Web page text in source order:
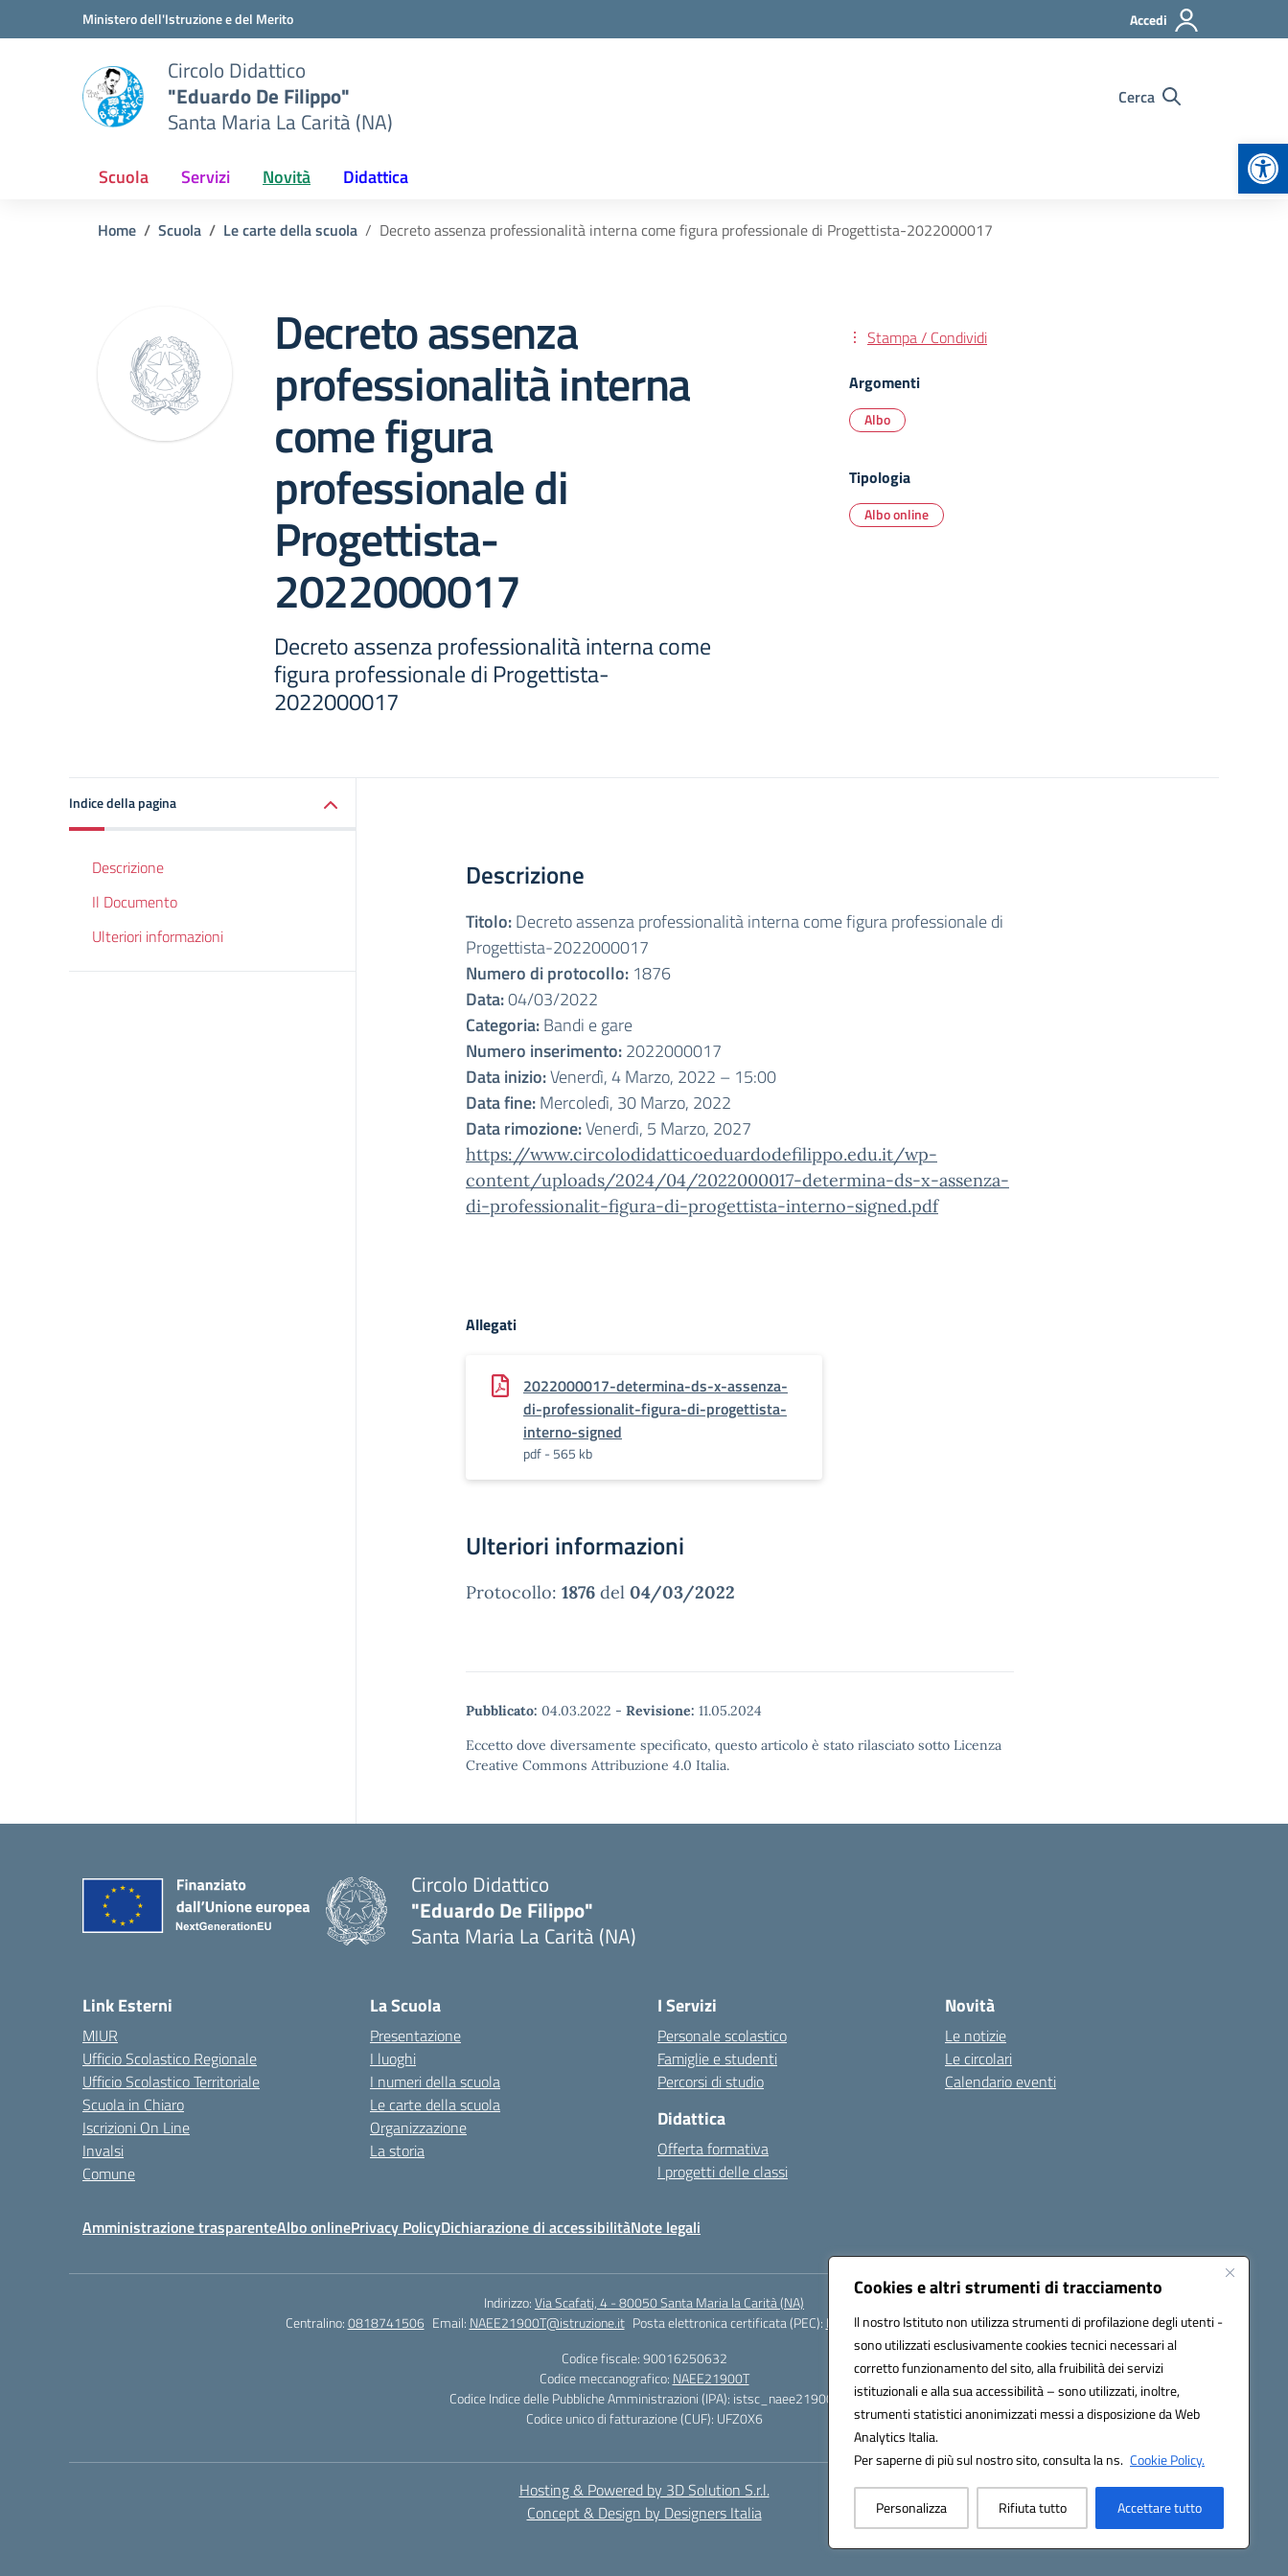
Cookies e altri strumenti di tracciamento
Il nostro Istituto non utilizza strumenti di profilazione degli utenti -
sono utilizzati esclusivamente cookies tecnici necessari al
corretto funzionamento del sito, alla fruibilità dei servizi
istituzionali e alla sua accessibilità – sono utilizzati, inoltre,
strumenti statistici anonimizzati messi a disposizione da Web
Analytics Italia.
Per saperne di più sul nostro sito, consulta la ns. Cookie Policy.
Personalizza Rifiuta tutto Accettare tutto
Vai ai contenuti
Vai al menu di navigazioneMinistero dell'Istruzione e del Merito Accedi
Circolo Didattico
"Eduardo De Filippo"
Santa Maria La Carità (NA)
Cerca
Scuola Servizi Novità Didattica
Home Scuola Le carte della scuola Decreto assenza professionalità interna come figura professionale di Progettista-2022000017
Decreto assenza
professionalità interna
come figura
professionale di
Progettista-
2022000017
Decreto assenza professionalità interna come
figura professionale di Progettista-
2022000017
Stampa / Condividi
Argomenti
Albo
Tipologia
Albo online
Indice della pagina
Descrizione
Il Documento
Ulteriori informazioni
Descrizione
Titolo:Decreto assenza professionalità interna come figura professionale di
Progettista-2022000017
Numero di protocollo: 1876
Data:04/03/2022
Categoria:Bandi e gare
Numero inserimento:2022000017
Data inizio:Venerdì, 4 Marzo, 2022 – 15:00
Data fine:Mercoledì, 30 Marzo, 2022
Data rimozione:Venerdì, 5 Marzo, 2027
https://www.circolodidatticoeduardodefilippo.edu.it/wp-
content/uploads/2024/04/2022000017-determina-ds-x-assenza-
di-professionalit-figura-di-progettista-interno-signed.pdf
Allegati
2022000017-determina-ds-x-assenza-
di-professionalit-figura-di-progettista-
interno-signed
pdf - 565 kb
Ulteriori informazioni
Protocollo: 1876 del 04/03/2022
Pubblicato: 04.03.2022 - Revisione: 11.05.2024
Eccetto dove diversamente specificato, questo articolo è stato rilasciato sotto Licenza
Creative Commons Attribuzione 4.0 Italia.
Circolo Didattico
"Eduardo De Filippo"
Santa Maria La Carità (NA)
Link Esterni
MIUR
Ufficio Scolastico Regionale
Ufficio Scolastico Territoriale
Scuola in Chiaro
Iscrizioni On Line
Invalsi
Comune
La Scuola
Presentazione
I luoghi
I numeri della scuola
Le carte della scuola
Organizzazione
La storia
I Servizi
Personale scolastico
Famiglie e studenti
Percorsi di studio
Didattica
Offerta formativa
I progetti delle classi
Novità
Le notizie
Le circolari
Calendario eventi
Amministrazione trasparenteAlbo onlinePrivacy PolicyDichiarazione di accessibilitàNote legali
Indirizzo:Via Scafati, 4 - 80050 Santa Maria la Carità (NA)
Centralino:0818741506 Email: NAEE21900T@istruzione.it Posta elettronica certificata (PEC): NAEE21900T@pec.istruzione.it
Codice fiscale: 90016250632
Codice meccanografico: NAEE21900T
Codice Indice delle Pubbliche Amministrazioni (IPA): istsc_naee21900t
Codice unico di fatturazione (CUF): UFZ0X6
Hosting & Powered by 3D Solution S.r.l.
Concept & Design by Designers Italia